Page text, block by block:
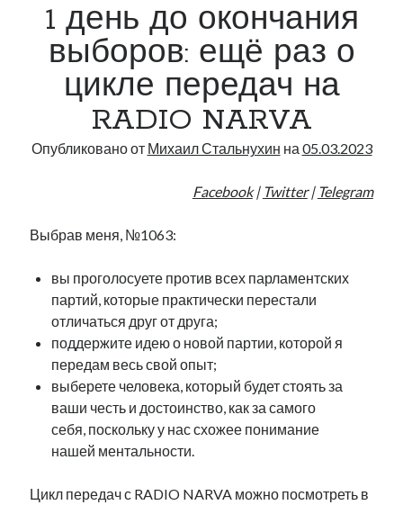
1 день до окончания
выборов: ещё раз о
цикле передач на
RADIO NARVA
Опубликовано от Михаил Стальнухин на 05.03.2023
Facebook| Twitter| Telegram
Выбрав меня, №1063:
вы проголосуете против всех парламентских
партий, которые практически перестали
отличаться друг от друга;
поддержите идею о новой партии, которой я
передам весь свой опыт;
выберете человека, который будет стоять за
ваши честь и достоинство, как за самого
себя, поскольку у нас схожее понимание
нашей ментальности.
Цикл передач с RADIO NARVA можно посмотреть в